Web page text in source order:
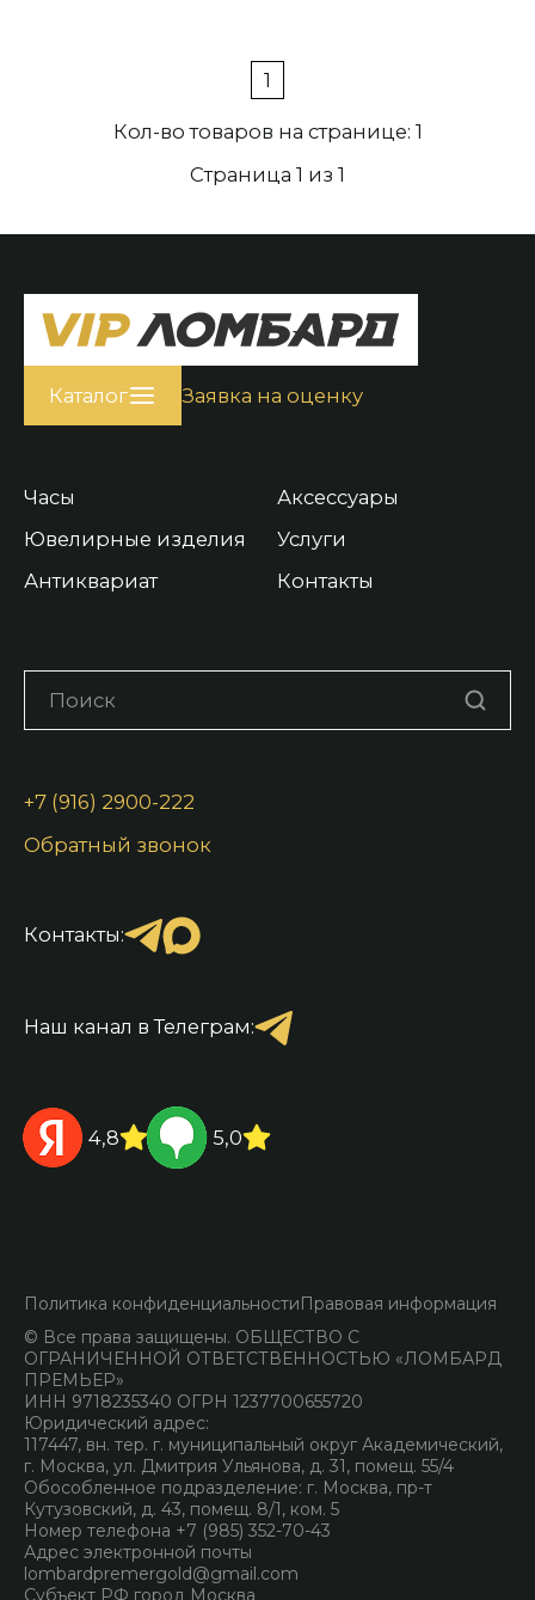
1
Кол-во товаров на странице: 1
Страница 1 из 1
Каталог Заявка на оценку
Часы
Ювелирные изделия
Антиквариат
Аксессуары
Услуги
Контакты
+7 (916) 2900-222
Обратный звонок
Контакты:
Наш канал в Телеграм:
4,8 5,0
Политика конфиденциальностиПравовая информация
© Все права защищены. ОБЩЕСТВО С
ОГРАНИЧЕННОЙ ОТВЕТСТВЕННОСТЬЮ «ЛОМБАРД
ПРЕМЬЕР»
ИНН 9718235340 ОГРН 1237700655720
Юридический адрес:
117447, вн. тер. г. муниципальный округ Академический,
г. Москва, ул. Дмитрия Ульянова, д. 31, помещ. 55/4
Обособленное подразделение: г. Москва, пр-т
Кутузовский, д. 43, помещ. 8/1, ком. 5
Номер телефона +7 (985) 352-70-43
Адрес электронной почты
lombardpremergold@gmail.com
Субъект РФ город Москва